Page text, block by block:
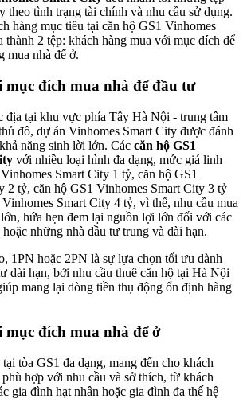
theo tình trạng tài chính và nhu cầu sử dụng.
hàng mục tiêu tại căn hộ GS1 Vinhomes
thành 2 tệp: khách hàng mua với mục đích để
mua nhà để ở.
đích mua nhà để đầu tư
địa tại khu vực phía Tây Hà Nội - trung tâm
đô, dự án Vinhomes Smart City được đánh
năng sinh lời lớn. Các căn hộ GS1
với nhiều loại hình đa dạng, mức giá linh
Smart City 1 tỷ, căn hộ GS1
2 tỷ, căn hộ GS1 Vinhomes Smart City 3 tỷ
Smart City 4 tỷ, vì thế, nhu cầu mua
hứa hẹn đem lại nguồn lợi lớn đối với các
những nhà đầu tư trung và dài hạn.
1PN hoặc 2PN là sự lựa chọn tối ưu dành
dài hạn, bởi nhu cầu thuê căn hộ tại Hà Nội
mang lại dòng tiền thụ động ổn định hàng
đích mua nhà để ở
tòa GS1 đa dạng, mang đến cho khách
hợp với nhu cầu và sở thích, từ khách
gia đình hạt nhân hoặc gia đình đa thế hệ